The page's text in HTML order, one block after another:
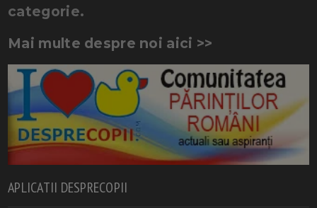
categorie.
Mai multe despre noi aici >>
APLICATII DESPRECOPII